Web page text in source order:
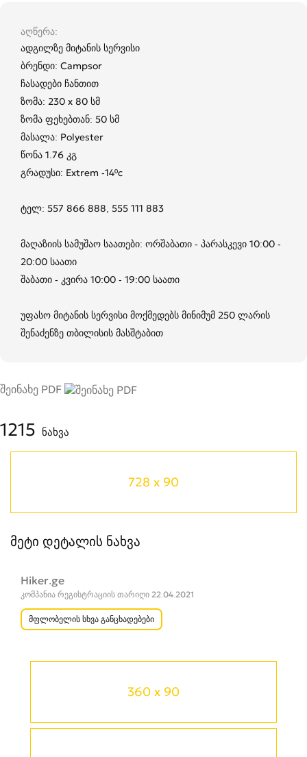
360 x 90
აღწერა
ადგილზე მიტანის სერვისი
ბრენდი: Campsor
ჩასადები ჩანთით
ზომა: 230 x 80 სმ
ზომა ფეხებთან: 50 სმ
მასალა: Polyester
წონა 1.76 კგ
გრადუსი: Extrem -14ºc
ტელ: 557 866 888, 555 111 883
მაღაზიის სამუშაო საათები: ორშაბათი - პარასკევი 10:00 -
20:00 საათი
შაბათი - კვირა 10:00 - 19:00 საათი
უფასო მიტანის სერვისი მოქმედებს მინიმუმ 250 ლარის
შენაძენზე თბილისის მასშტაბით
შეინახე PDF
1215 ნახვა
728 x 90
მეტი დეტალის ნახვა
Hiker.ge
კომპანია რეგისტრაციის თარიღი 22.04.2021
მფლობელის სხვა განცხადებები